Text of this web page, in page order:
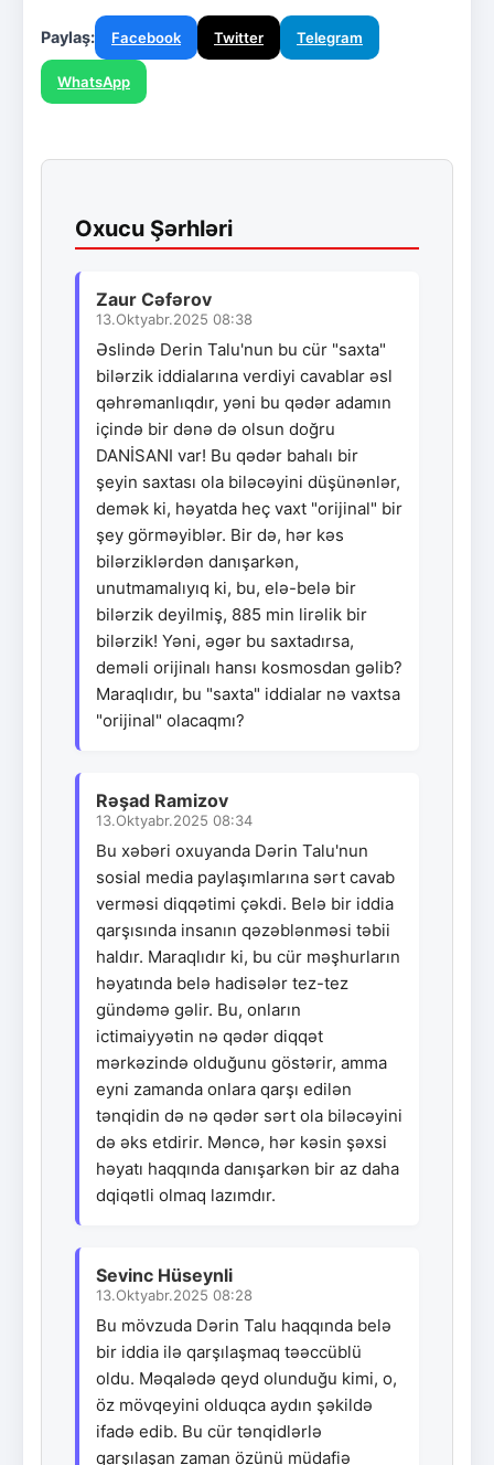
Paylaş: Facebook Twitter Telegram
WhatsApp
Oxucu Şərhləri
Zaur Cəfərov
13.Oktyabr.2025 08:38
Əslində Derin Talu'nun bu cür "saxta"
bilərzik iddialarına verdiyi cavablar əsl
qəhrəmanlıqdır, yəni bu qədər adamın
içində bir dənə də olsun doğru
DANİSANI var! Bu qədər bahalı bir
şeyin saxtası ola biləcəyini düşünənlər,
demək ki, həyatda heç vaxt "orijinal" bir
şey görməyiblər. Bir də, hər kəs
bilərziklərdən danışarkən,
unutmamalıyıq ki, bu, elə-belə bir
bilərzik deyilmiş, 885 min lirəlik bir
bilərzik! Yəni, əgər bu saxtadırsa,
deməli orijinalı hansı kosmosdan gəlib?
Maraqlıdır, bu "saxta" iddialar nə vaxtsa
"orijinal" olacaqmı?
Rəşad Ramizov
13.Oktyabr.2025 08:34
Bu xəbəri oxuyanda Dərin Talu'nun
sosial media paylaşımlarına sərt cavab
verməsi diqqətimi çəkdi. Belə bir iddia
qarşısında insanın qəzəblənməsi təbii
haldır. Maraqlıdır ki, bu cür məşhurların
həyatında belə hadisələr tez-tez
gündəmə gəlir. Bu, onların
ictimaiyyətin nə qədər diqqət
mərkəzində olduğunu göstərir, amma
eyni zamanda onlara qarşı edilən
tənqidin də nə qədər sərt ola biləcəyini
də əks etdirir. Məncə, hər kəsin şəxsi
həyatı haqqında danışarkən bir az daha
dqiqətli olmaq lazımdır.
Sevinc Hüseynli
13.Oktyabr.2025 08:28
Bu mövzuda Dərin Talu haqqında belə
bir iddia ilə qarşılaşmaq təəccüblü
oldu. Məqalədə qeyd olunduğu kimi, o,
öz mövqeyini olduqca aydın şəkildə
ifadə edib. Bu cür tənqidlərlə
qarşılaşan zaman özünü müdafiə